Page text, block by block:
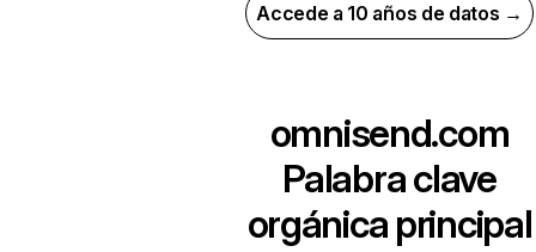
Accede a 10 años de datos →
omnisend.com
Palabra clave
orgánica principal